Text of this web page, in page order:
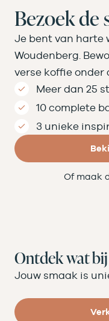
Bezoek de
Je bent van harte
Woudenberg.
verse koffie onder
Meer dan 25
10 complete
3 unieke
Of maak
Ontdek wat
Jouw smaak is